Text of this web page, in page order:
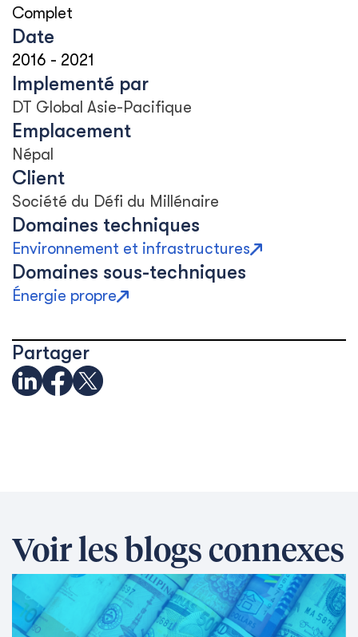
Complet
Date
2016 - 2021
Implementé par
DT Global Asie-Pacifique
Emplacement
Népal
Client
Société du Défi du Millénaire
Domaines techniques
Environnement et infrastructures
Domaines sous-techniques
Énergie propre
Partager
Voir les blogs connexes